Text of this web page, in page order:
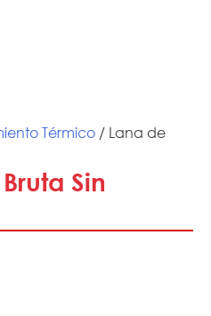
Térmico / Lana de
Sin